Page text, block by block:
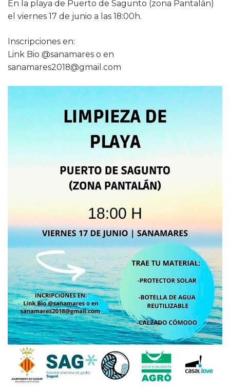
En la playa de Puerto de Sagunto (zona Pantalán)
el viernes 17 de junio a las 18:00h.
Inscripciones en:
Link Bio @sanamares o en
sanamares2018@gmail.com